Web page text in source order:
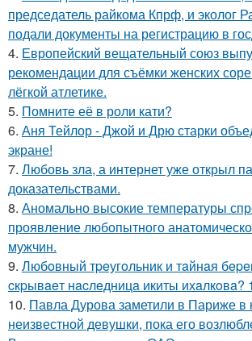
председатель райкома Кпрф, и эколог
подали документы на регистрацию в
4. Европейский вещательный союз
рекомендации для съёмки женских
лёгкой атлетике.
5. Помните её в роли кати?
6. Аня Тейлор - Джой и Дрю старки
экране!
7. Любовь зла, а интернет уже открыл
доказательствами.
8. Аномально высокие температуры
проявление любопытного
мужчин.
9. Любoвный тpeугoльник и тaйнaя
cкpывaeт нacлeдницa икиты ихaлкoвa?
10. Павла Дурова заметили в Париже в
неизвестной девушки, пока его